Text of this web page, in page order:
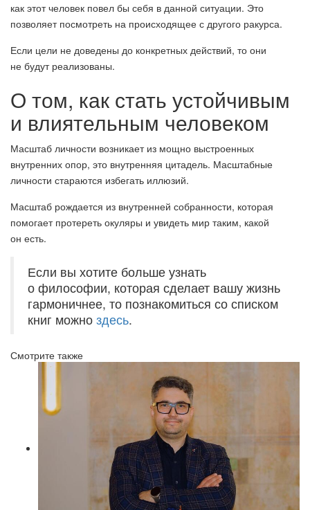
как этот человек повел бы себя в данной ситуации. Это
позволяет посмотреть на происходящее с другого ракурса.
Если цели не доведены до конкретных действий, то они
не будут реализованы.
О том, как стать устойчивым
и влиятельным человеком
Масштаб личности возникает из мощно выстроенных
внутренних опор, это внутренняя цитадель. Масштабные
личности стараются избегать иллюзий.
Масштаб рождается из внутренней собранности, которая
помогает протереть окуляры и увидеть мир таким, какой
он есть.
Если вы хотите больше узнать
о философии, которая сделает вашу жизнь
гармоничнее, то познакомиться со списком
книг можно здесь.
Смотрите также